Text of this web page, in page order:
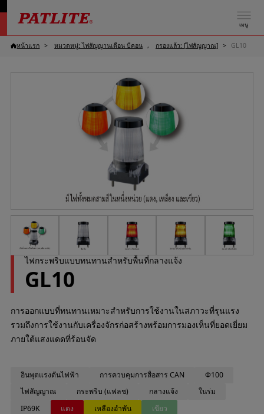
เมนู
หน้าแรก หมวดหมู่: ไฟสัญญานเตือน บีคอน กรองแล้ว: [ไฟสัญญาณ] GL10
ไฟกระพริบแบบทนทานสำหรับพื้นที่กลางแจ้ง
GL10
การออกแบบที่ทนทานเหมาะสำหรับการใช้งานในสภาวะที่รุนแรง
รวมถึงการใช้งานกับเครื่องจักรก่อสร้างพร้อมการมองเห็นที่ยอดเยี่ยม
ภายใต้แสงแดดที่ร้อนจัด
อินพุตแรงดันไฟฟ้า การควบคุมการสื่อสาร CAN
Φ100
ไฟสัญญาณ
กระพริบ (แฟลช) กลางแจ้ง
ในร่ม
IP69K
แดง เหลืองอำพัน เขียว